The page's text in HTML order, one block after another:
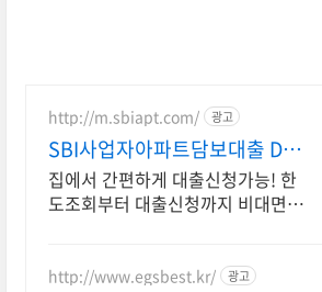
http://m.sbiapt.com/ 광고
SBI사업자아파트담보대출 DSR
제한없는 사업자대출!
집에서 간편하게 대출신청가능! 한
도조회부터 대출신청까지 비대면으
http://www.egsbest.kr/ 광고